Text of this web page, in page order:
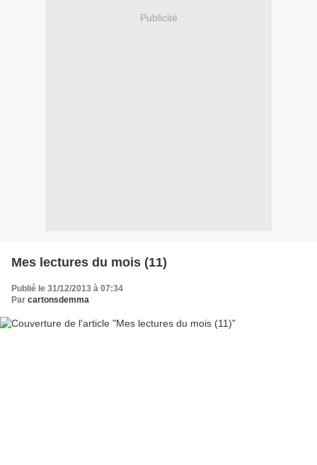
Publicité
Mes lectures du mois (11)
Publié le 31/12/2013 à 07:34
Par cartonsdemma